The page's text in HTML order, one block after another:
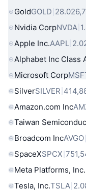
GoldGOLD
Nvidia CorpNVDA
Apple Inc.AAPL
Alphabet Inc Class
Microsoft Corp
SilverSILVER
Amazon.com Inc
Taiwan
Broadcom IncAVGO
SpaceXSPCX
Meta Platforms, Inc.
Tesla, Inc.TSLA